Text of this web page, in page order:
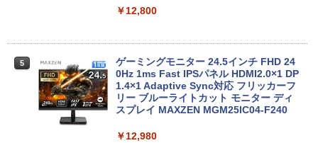
￥44,000
5
【 中古 】 NEC VersaPro タイプVX VKT
16/X 中古ノートパソコン 液晶15インチ
Windows11 Core i5 第10世代 16GB 新
品SSD512GB WPS Office付き パソコン
necノートパソコン中古 中古パソコン D
コン office付き パソコン中古ノートwin
軽量 高スペック
【★最大100%ポイント】【Win11正式対
応】Dell OptiPlex 3080 SFF/第10世代 C
ore i7/メモリ:8GB/16GB/32GB/SSD:25
i/2画面出力/Windows11/Windows10/Of
￥12,800
5
ゲーミングモニター 24.5インチ FHD 24
0Hz 1ms Fast IPSパネル HDMI2.0×1 DP
1.4×1 Adaptive Sync対応 フリッカーフ
リー ブルーライトカット モニター ディ
スプレイ MAXZEN MGM25IC04-F240
￥12,980